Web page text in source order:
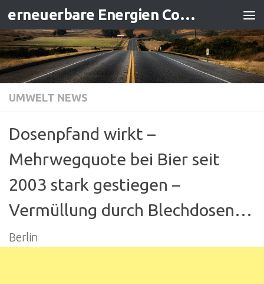
Zum Inhalt springen erneuerbare Energien Contracting
UMWELT NEWS
Dosenpfand wirkt –
Mehrwegquote bei Bier seit
2003 stark gestiegen –
Vermüllung durch Blechdosen…
Berlin